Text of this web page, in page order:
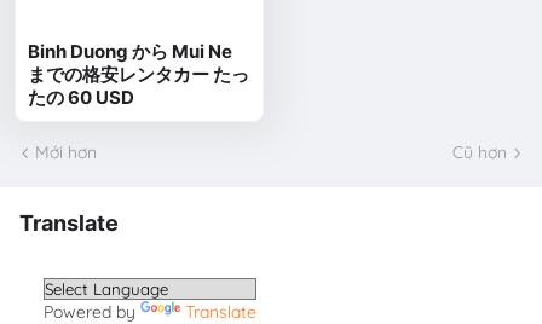
Binh Duong から Mui Ne
までの格安レンタカー たっ
たの 60 USD
Mới hơn Cũ hơn
Translate
Powered by Translate